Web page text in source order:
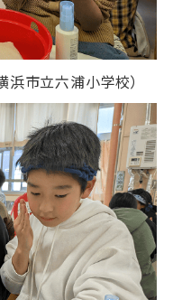
浜市立六浦小学校）